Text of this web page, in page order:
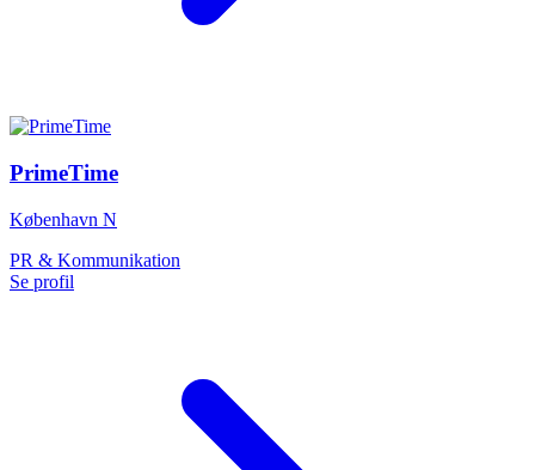
PrimeTime
København N
PR & Kommunikation
Se profil